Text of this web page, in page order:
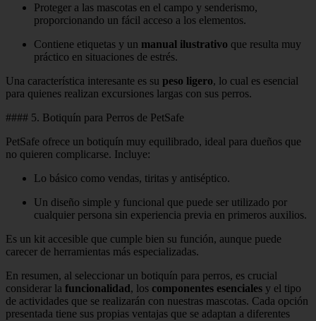
Proteger a las mascotas en el campo y senderismo,
proporcionando un fácil acceso a los elementos.
Contiene etiquetas y un manual ilustrativo que resulta muy
práctico en situaciones de estrés.
Una característica interesante es su peso ligero, lo cual es esencial
para quienes realizan excursiones largas con sus perros.
#### 5. Botiquín para Perros de PetSafe
PetSafe ofrece un botiquín muy equilibrado, ideal para dueños que
no quieren complicarse. Incluye:
Lo básico como vendas, tiritas y antiséptico.
Un diseño simple y funcional que puede ser utilizado por
cualquier persona sin experiencia previa en primeros auxilios.
Es un kit accesible que cumple bien su función, aunque puede
carecer de herramientas más especializadas.
En resumen, al seleccionar un botiquín para perros, es crucial
considerar la funcionalidad, los componentes esenciales y el tipo
de actividades que se realizarán con nuestras mascotas. Cada opción
presentada tiene sus propias ventajas que se adaptan a diferentes